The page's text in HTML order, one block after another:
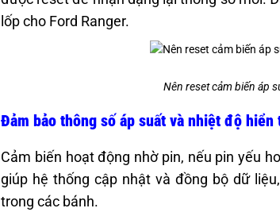
lốp cho Ford Ranger.
Nên reset cảm biến áp
Đảm bảo thông số áp suất và nhiệt độ hiển
Cảm biến hoạt động nhờ pin, nếu pin yếu
giúp hệ thống cập nhật và đồng bộ dữ
trong các bánh.